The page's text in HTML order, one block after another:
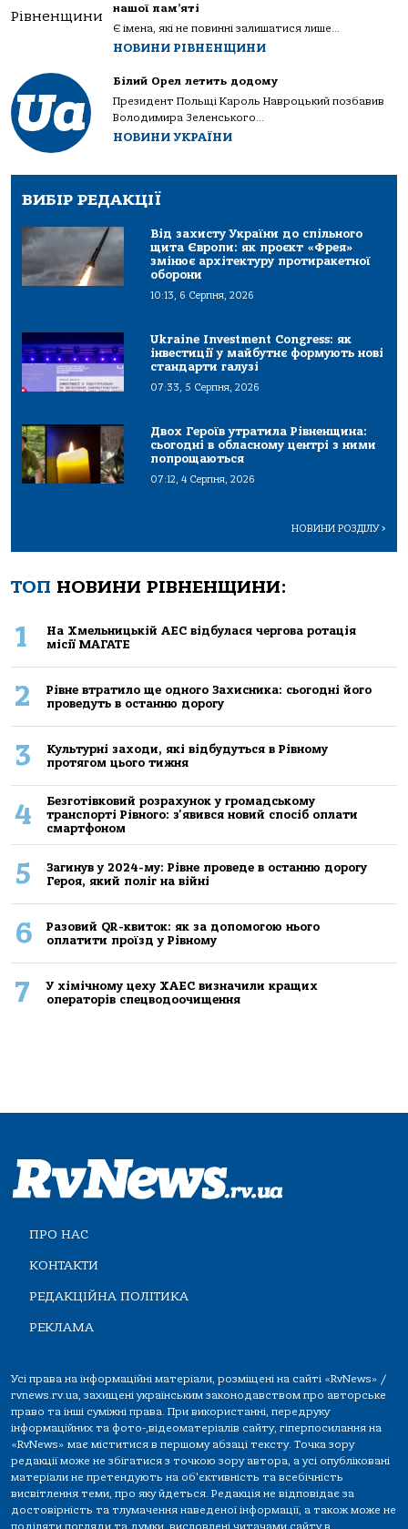
нашої пам’яті
Є імена, які не повинні залишатися лише...
НОВИНИ РІВНЕНЩИНИ
Білий Орел летить додому
Президент Польщі Кароль Навроцький позбавив
Володимира Зеленського...
НОВИНИ УКРАЇНИ
ВИБІР РЕДАКЦІЇ
Від захисту України до спільного
щита Європи: як проєкт «Фрея»
змінює архітектуру протиракетної
оборони
10:13, 6 Серпня, 2026
Ukraine Investment Congress: як
інвестиції у майбутнє формують нові
стандарти галузі
07:33, 5 Серпня, 2026
Двох Героїв утратила Рівненщина:
сьогодні в обласному центрі з ними
попрощаються
07:12, 4 Серпня, 2026
НОВИНИ РОЗДІЛУ>
ТОП НОВИНИ РІВНЕНЩИНИ:
1
На Хмельницькій АЕС відбулася чергова ротація
місії МАГАТЕ
2
Рівне втратило ще одного Захисника: сьогодні його
проведуть в останню дорогу
3
Культурні заходи, які відбудуться в Рівному
протягом цього тижня
4
Безготівковий розрахунок у громадському
транспорті Рівного: з'явився новий спосіб оплати
смартфоном
5
Загинув у 2024-му: Рівне проведе в останню дорогу
Героя, який поліг на війні
6
Разовий QR-квиток: як за допомогою нього
оплатити проїзд у Рівному
7
У хімічному цеху ХАЕС визначили кращих
операторів спецводоочищення
ПРО НАС
КОНТАКТИ
РЕДАКЦІЙНА ПОЛІТИКА
РЕКЛАМА
Усі права на інформаційні матеріали, розміщені на сайті «RvNews» /
rvnews.rv.ua, захищені українським законодавством про авторське
право та інші суміжні права. При використанні, передруку
інформаційних та фото-,відеоматеріалів сайту, гіперпосилання на
«RvNews» має міститися в першому абзаці тексту. Точка зору
редакції може не збігатися з точкою зору автора, а усі опубліковані
матеріали не претендують на об'єктивність та всебічність
висвітлення теми, про яку йдеться. Редакція не відповідає за
достовірність та тлумачення наведеної інформації, а також може не
поділяти погляди та думки, висловлені читачами сайту в